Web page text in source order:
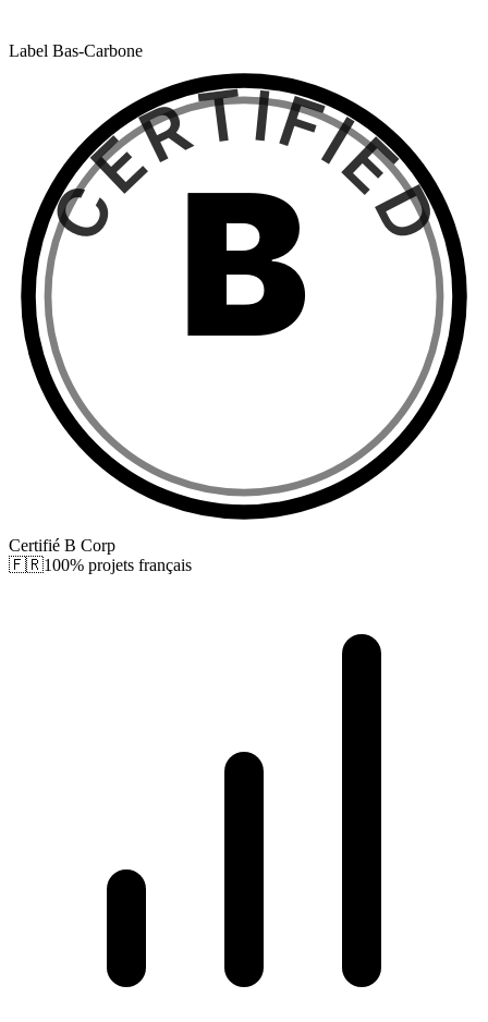
Label Bas-Carbone
B
CERTIFIED
Certifié B Corp
🇫🇷100% projets français